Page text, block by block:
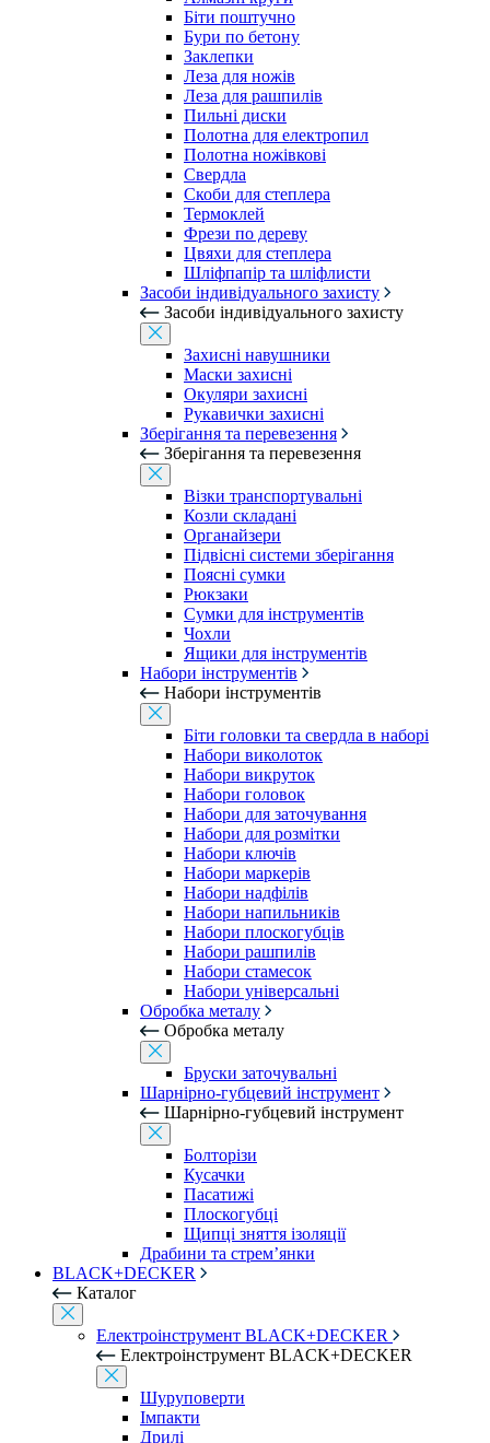
Біти поштучно
Бури по бетону
Заклепки
Леза для ножів
Леза для рашпилів
Пильні диски
Полотна для електропил
Полотна ножівкові
Свердла
Скоби для степлера
Термоклей
Фрези по дереву
Цвяхи для степлера
Шліфпапір та шліфлисти
Засоби індивідуального захисту
Засоби індивідуального захисту
Захисні навушники
Маски захисні
Окуляри захисні
Рукавички захисні
Зберігання та перевезення
Зберігання та перевезення
Візки транспортувальні
Козли складані
Органайзери
Підвісні системи зберігання
Поясні сумки
Рюкзаки
Сумки для інструментів
Чохли
Ящики для інструментів
Набори інструментів
Набори інструментів
Біти головки та свердла в наборі
Набори виколоток
Набори викруток
Набори головок
Набори для заточування
Набори для розмітки
Набори ключів
Набори маркерів
Набори надфілів
Набори напильників
Набори плоскогубців
Набори рашпилів
Набори стамесок
Набори універсальні
Обробка металу
Обробка металу
Бруски заточувальні
Шарнірно-губцевий інструмент
Шарнірно-губцевий інструмент
Болторізи
Кусачки
Пасатижі
Плоскогубці
Щипці зняття ізоляції
Драбини та стрем’янки
BLACK+DECKER
Каталог
Електроінструмент BLACK+DECKER
Електроінструмент BLACK+DECKER
Шуруповерти
Імпакти
Дрилі